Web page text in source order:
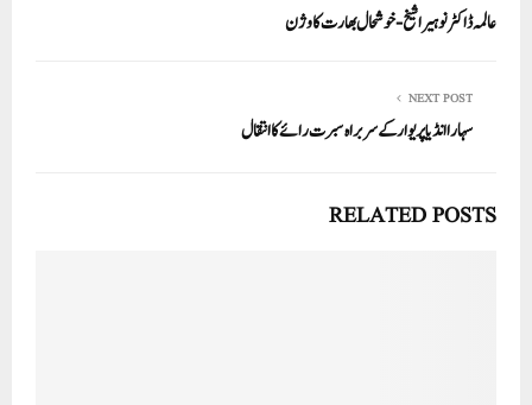
عالمہ ڈاکٹر نوہیرا شیخ- خوشحال بھارت کا وژن
NEXT POST
سہارا انڈیا پریوار کے سربراہ سبرت رائے کا انتقال
RELATED POSTS